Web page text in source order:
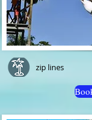
zip lines